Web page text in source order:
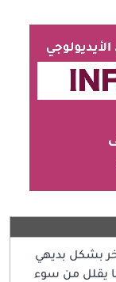
بشكل بديهي
يقلل من سوء